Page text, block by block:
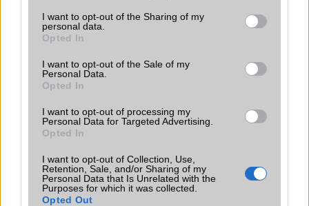
not limited to your visit or usage behaviour. You may click to
grant or deny consent to Google and its third-party tags to
use your data for below specified purposes in below Google
consent section.
I want to opt-out of the Sharing of my
personal data.
Opted In
I want to opt-out of the Sale of my
Personal Data.
Opted In
I want to opt-out of processing my
Personal Data for Targeted Advertising.
Opted In
I want to opt-out of Collection, Use,
Retention, Sale, and/or Sharing of my
Personal Data that Is Unrelated with the
Purposes for which it was collected.
Opted Out
Ez a rejtett Samsung funkció teljesen
sokan mégsem tudnak róla
2026.07.12
jelentősen felgyorsítja a mindennapi használatot,
miközben a Pixel telefonokból továbbra is hiányzik.